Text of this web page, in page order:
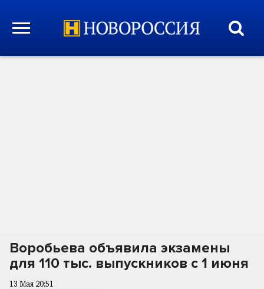
Воробьева объявила экзамены
для 110 тыс. выпускников с 1 июня
13 Мая 20:51